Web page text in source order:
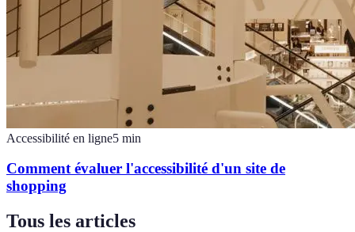
Accessibilité en ligne5 min
Comment évaluer l'accessibilité d'un site de
shopping
Tous les articles